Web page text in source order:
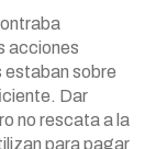
acciones
sobre
Dar
no rescata a la
para pagar